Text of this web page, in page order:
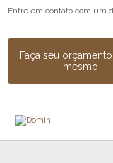
Entre em contato com um
Faça seu
mesmo